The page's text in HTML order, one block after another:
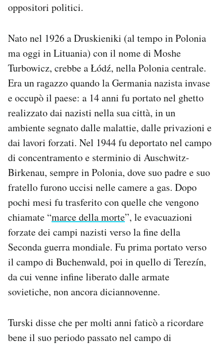
oppositori politici.
Nato nel 1926 a Druskieniki (al tempo in Polonia
ma oggi in Lituania) con il nome di Moshe
Turbowicz, crebbe a Łódź, nella Polonia centrale.
Era un ragazzo quando la Germania nazista invase
e occupò il paese: a 14 anni fu portato nel ghetto
realizzato dai nazisti nella sua città, in un
ambiente segnato dalle malattie, dalle privazioni e
dai lavori forzati. Nel 1944 fu deportato nel campo
di concentramento e sterminio di Auschwitz-
Birkenau, sempre in Polonia, dove suo padre e suo
fratello furono uccisi nelle camere a gas. Dopo
pochi mesi fu trasferito con quelle che vengono
chiamate “marce della morte”, le evacuazioni
forzate dei campi nazisti verso la fine della
Seconda guerra mondiale. Fu prima portato verso
il campo di Buchenwald, poi in quello di Terezín,
da cui venne infine liberato dalle armate
sovietiche, non ancora diciannovenne.
Turski disse che per molti anni faticò a ricordare
bene il suo periodo passato nel campo di